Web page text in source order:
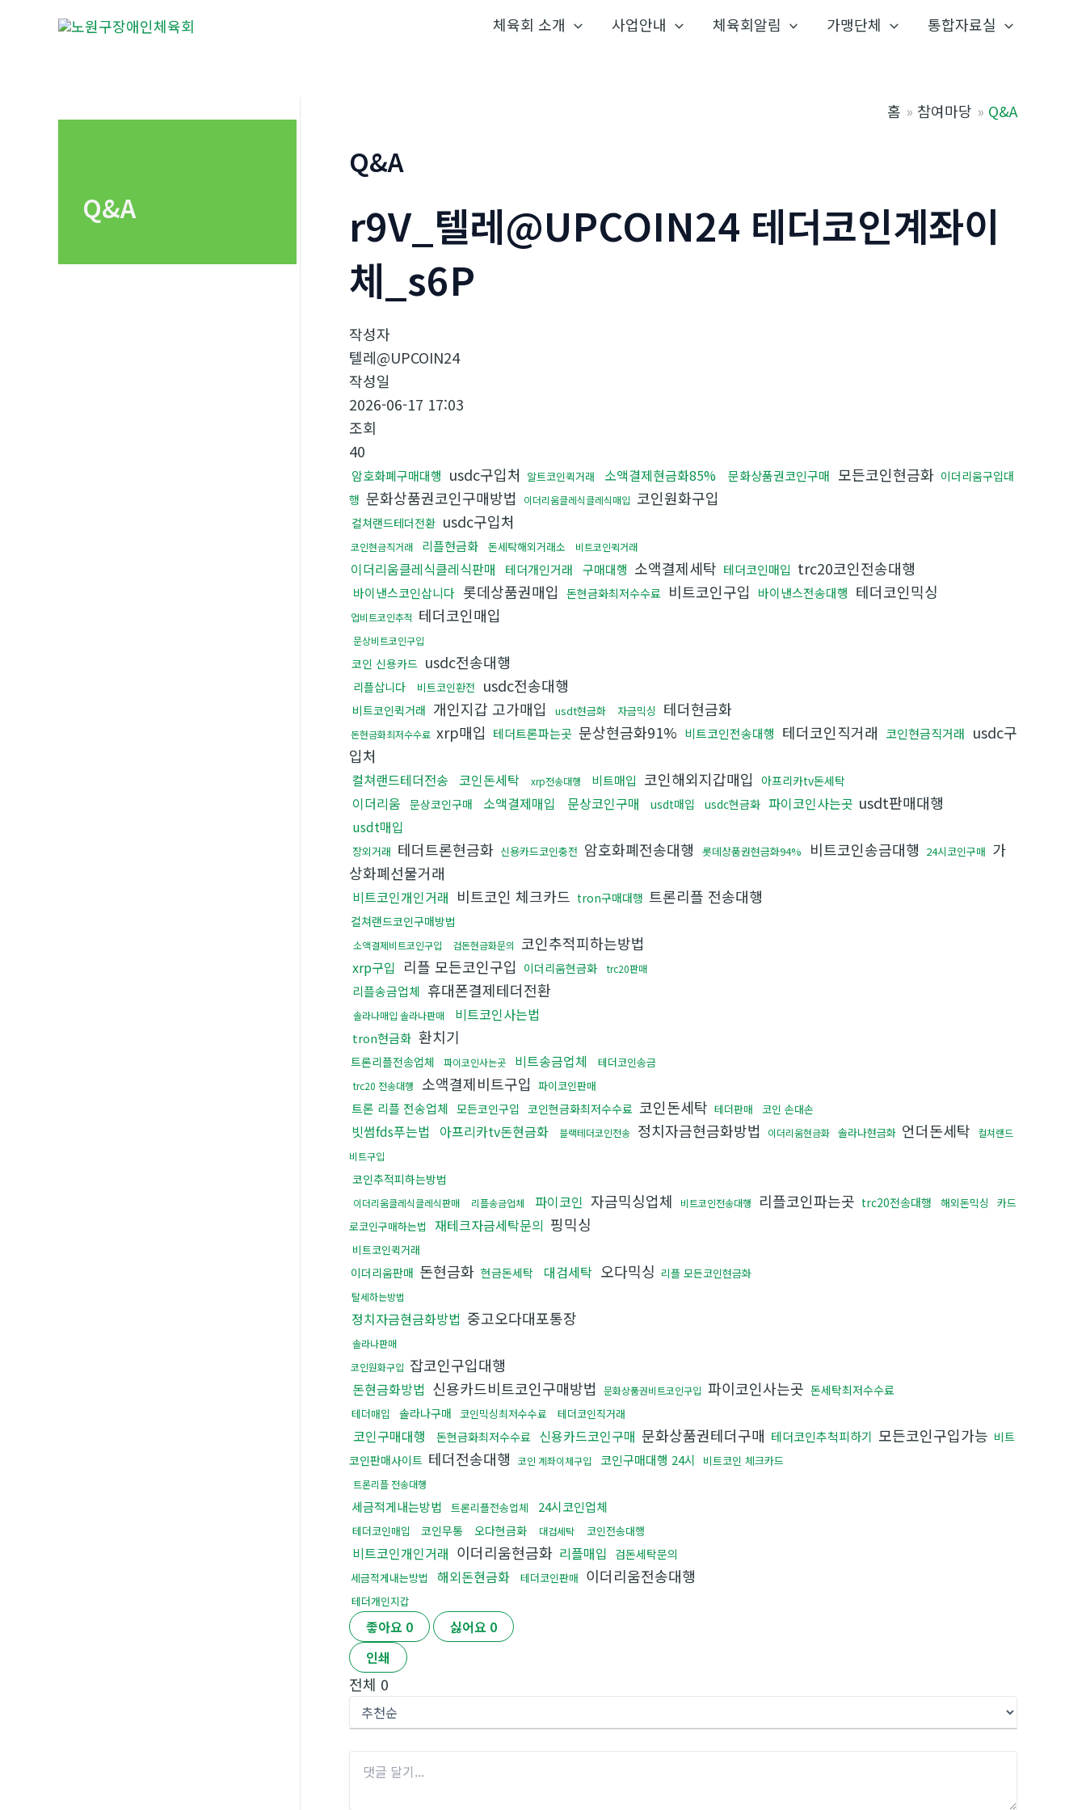
체육회 소개 사업안내 체육회알림 가맹단체 통합자료실
Q&A
홈 참여마당 Q&A
Q&A
r9V_텔레@UPCOIN24 테더코인계좌이
체_s6P
작성자
텔레@UPCOIN24
작성일
2026-06-17 17:03
조회
40
암호화폐구매대행 usdc구입처 알트코인퀵거래 소액결제현금화85% 문화상품권코인구매 모든코인현금화 이더리움구입대
행 문화상품권코인구매방법 이더리움클레식클레식매입 코인원화구입
컬쳐랜드테더전환 usdc구입처
코인현금직거래 리플현금화 돈세탁해외거래소 비트코인퀵거래
이더리움클레식클레식판매 테더개인거래 구매대행 소액결제세탁 테더코인매입 trc20코인전송대행
바이낸스코인삽니다 롯데상품권매입 돈현금화최저수수료 비트코인구입 바이낸스전송대행 테더코인믹싱
업비트코인추적 테더코인매입
문상비트코인구입
코인 신용카드 usdc전송대행
리플삽니다 비트코인환전 usdc전송대행
비트코인퀵거래 개인지갑 고가매입 usdt현금화 자금믹싱 테더현금화
돈현금화최저수수료 xrp매입 테더트론파는곳 문상현금화91% 비트코인전송대행 테더코인직거래 코인현금직거래 usdc구
입처
컬쳐랜드테더전송 코인돈세탁 xrp전송대행 비트매입 코인해외지갑매입 아프리카tv돈세탁
이더리움 문상코인구매 소액결제매입 문상코인구매 usdt매입 usdc현금화 파이코인사는곳 usdt판매대행
usdt매입
장외거래 테더트론현금화 신용카드코인충전 암호화폐전송대행 롯데상품권현금화94% 비트코인송금대행 24시코인구매 가
상화폐선물거래
비트코인개인거래 비트코인 체크카드 tron구매대행 트론리플 전송대행
컬쳐랜드코인구매방법
소액결제비트코인구입 검돈현금화문의 코인추적피하는방법
xrp구입 리플 모든코인구입 이더리움현금화 trc20판매
리플송금업체 휴대폰결제테더전환
솔라나매입 솔라나판매 비트코인사는법
tron현금화 환치기
트론리플전송업체 파이코인사는곳 비트송금업체 테더코인송금
trc20 전송대행 소액결제비트구입 파이코인판매
트론 리플 전송업체 모든코인구입 코인현금화최저수수료 코인돈세탁 테더판매 코인 손대손
빗썸fds푸는법 아프리카tv돈현금화 블랙테더코인전송 정치자금현금화방법 이더리움현금화 솔라나현금화 언더돈세탁
컬쳐랜드
비트구입
코인추적피하는방법
이더리움클레식클레식판매 리플송금업체 파이코인 자금믹싱업체 비트코인전송대행 리플코인파는곳 trc20전송대행 해외돈믹싱
카드
로코인구매하는법
재테크자금세탁문의 핑믹싱
비트코인퀵거래
이더리움판매 돈현금화 현금돈세탁 대검세탁 오다믹싱 리플 모든코인현금화
탈세하는방법
정치자금현금화방법 중고오다대포통장
솔라나판매
코인원화구입 잡코인구입대행
돈현금화방법 신용카드비트코인구매방법 문화상품권비트코인구입 파이코인사는곳 돈세탁최저수수료
테더매입 솔라나구매 코인믹싱최저수수료 테더코인직거래
코인구매대행 돈현금화최저수수료 신용카드코인구매 문화상품권테더구매 테더코인추척피하기 모든코인구입가능 비트
코인판매사이트 테더전송대행 코인 계좌이체구입 코인구매대행 24시 비트코인 체크카드
트론리플 전송대행
세금적게내는방법 트론리플전송업체 24시코인업체
테더코인매입 코인무통 오다현금화 대검세탁 코인전송대행
비트코인개인거래 이더리움현금화 리플매입 검돈세탁문의
세금적게내는방법 해외돈현금화 테더코인판매 이더리움전송대행
테더개인지갑
좋아요 0 싫어요 0
인쇄
전체 0